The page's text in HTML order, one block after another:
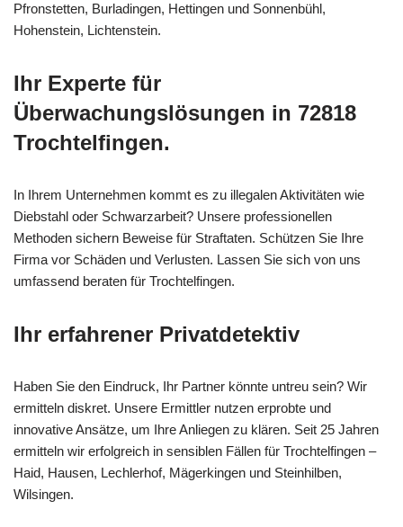
Pfronstetten, Burladingen, Hettingen und Sonnenbühl,
Hohenstein, Lichtenstein.
Ihr Experte für
Überwachungslösungen in 72818
Trochtelfingen.
In Ihrem Unternehmen kommt es zu illegalen Aktivitäten wie
Diebstahl oder Schwarzarbeit? Unsere professionellen
Methoden sichern Beweise für Straftaten. Schützen Sie Ihre
Firma vor Schäden und Verlusten. Lassen Sie sich von uns
umfassend beraten für Trochtelfingen.
Ihr erfahrener Privatdetektiv
Haben Sie den Eindruck, Ihr Partner könnte untreu sein? Wir
ermitteln diskret. Unsere Ermittler nutzen erprobte und
innovative Ansätze, um Ihre Anliegen zu klären. Seit 25 Jahren
ermitteln wir erfolgreich in sensiblen Fällen für Trochtelfingen –
Haid, Hausen, Lechlerhof, Mägerkingen und Steinhilben,
Wilsingen.